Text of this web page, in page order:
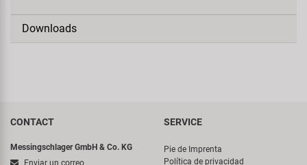
Downloads
CONTACT
Messingschlager GmbH & Co. KG
SERVICE
Pie de Imprenta
Política de privacidad